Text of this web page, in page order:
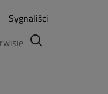
Sygnaliści